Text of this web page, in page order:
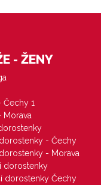
- ŽENY
Čechy 1
Morava
- Čechy
- Morava
dorostenky
dorostenky Čechy